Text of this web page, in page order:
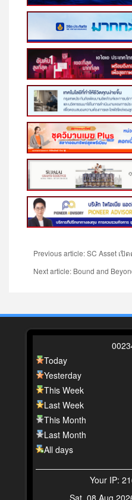
Previous article: SC Asset เปิ
Next article: Bound and
0023
Today
Yesterday
This Week
Last Week
This Month
Last Month
All days
Your IP: